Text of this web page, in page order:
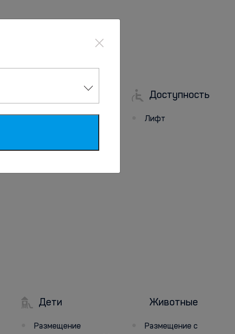
Доступность
Лифт
Дети
Размещение
Животные
Размещение с
×